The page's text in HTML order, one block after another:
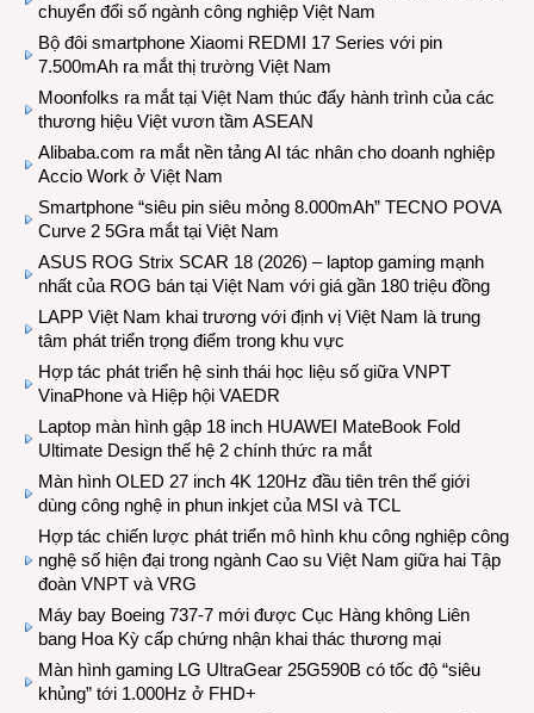
chuyển đổi số ngành công nghiệp Việt Nam
Bộ đôi smartphone Xiaomi REDMI 17 Series với pin
7.500mAh ra mắt thị trường Việt Nam
Moonfolks ra mắt tại Việt Nam thúc đẩy hành trình của các
thương hiệu Việt vươn tầm ASEAN
Alibaba.com ra mắt nền tảng AI tác nhân cho doanh nghiệp
Accio Work ở Việt Nam
Smartphone “siêu pin siêu mỏng 8.000mAh” TECNO POVA
Curve 2 5Gra mắt tại Việt Nam
ASUS ROG Strix SCAR 18 (2026) – laptop gaming mạnh
nhất của ROG bán tại Việt Nam với giá gần 180 triệu đồng
LAPP Việt Nam khai trương với định vị Việt Nam là trung
tâm phát triển trọng điểm trong khu vực
Hợp tác phát triển hệ sinh thái học liệu số giữa VNPT
VinaPhone và Hiệp hội VAEDR
Laptop màn hình gập 18 inch HUAWEI MateBook Fold
Ultimate Design thế hệ 2 chính thức ra mắt
Màn hình OLED 27 inch 4K 120Hz đầu tiên trên thế giới
dùng công nghệ in phun inkjet của MSI và TCL
Hợp tác chiến lược phát triển mô hình khu công nghiệp công
nghệ số hiện đại trong ngành Cao su Việt Nam giữa hai Tập
đoàn VNPT và VRG
Máy bay Boeing 737-7 mới được Cục Hàng không Liên
bang Hoa Kỳ cấp chứng nhận khai thác thương mại
Màn hình gaming LG UltraGear 25G590B có tốc độ “siêu
khủng” tới 1.000Hz ở FHD+